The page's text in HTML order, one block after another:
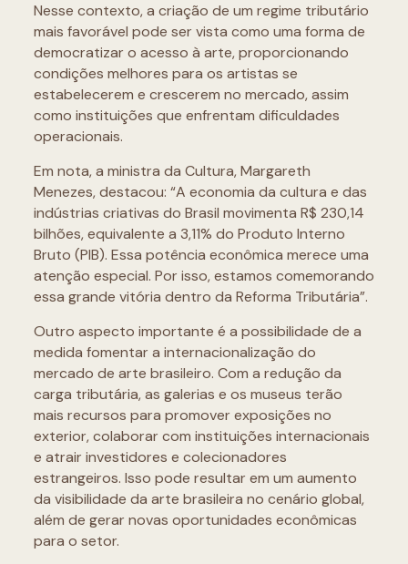
Nesse contexto, a criação de um regime tributário
mais favorável pode ser vista como uma forma de
democratizar o acesso à arte, proporcionando
condições melhores para os artistas se
estabelecerem e crescerem no mercado, assim
como instituições que enfrentam dificuldades
operacionais.
Em nota, a ministra da Cultura, Margareth
Menezes, destacou: “A economia da cultura e das
indústrias criativas do Brasil movimenta R$ 230,14
bilhões, equivalente a 3,11% do Produto Interno
Bruto (PIB). Essa potência econômica merece uma
atenção especial. Por isso, estamos comemorando
essa grande vitória dentro da Reforma Tributária”.
Outro aspecto importante é a possibilidade de a
medida fomentar a internacionalização do
mercado de arte brasileiro. Com a redução da
carga tributária, as galerias e os museus terão
mais recursos para promover exposições no
exterior, colaborar com instituições internacionais
e atrair investidores e colecionadores
estrangeiros. Isso pode resultar em um aumento
da visibilidade da arte brasileira no cenário global,
além de gerar novas oportunidades econômicas
para o setor.